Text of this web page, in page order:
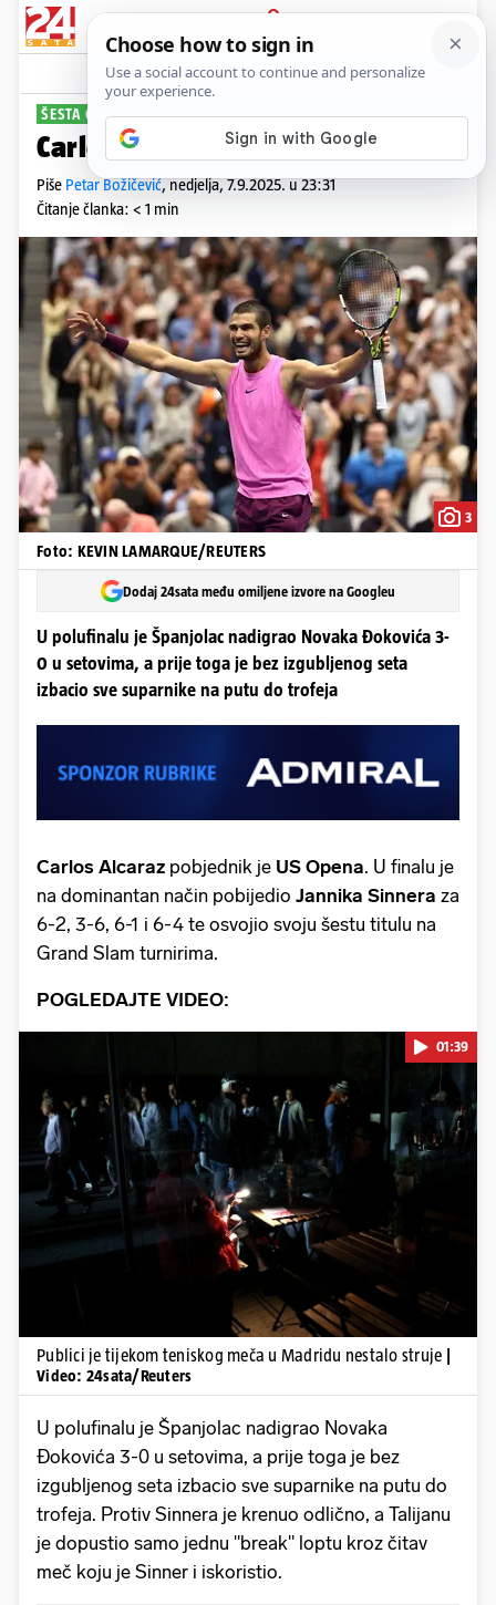
PRIJAVA
Sport Komentari
ŠESTA GS TITULA
Carlos Alcaraz osvojio US Open!
Piše Petar Božičević,nedjelja, 7.9.2025. u 23:31
Čitanje članka: < 1 min
3
Foto: KEVIN LAMARQUE/REUTERS
Dodaj 24sata među omiljene izvore na Googleu
U polufinalu je Španjolac nadigrao Novaka Đokovića 3-
0 u setovima, a prije toga je bez izgubljenog seta
izbacio sve suparnike na putu do trofeja
Carlos Alcaraz pobjednik je US Opena. U finalu je
na dominantan način pobijedio Jannika Sinnera za
6-2, 3-6, 6-1 i 6-4 te osvojio svoju šestu titulu na
Grand Slam turnirima.
POGLEDAJTE VIDEO:
Pokretanje videa...
01:39
Publici je tijekom teniskog meča u Madridu nestalo struje
Video: 24sata/Reuters
U polufinalu je Španjolac nadigrao Novaka
Đokovića 3-0 u setovima, a prije toga je bez
izgubljenog seta izbacio sve suparnike na putu do
trofeja. Protiv Sinnera je krenuo odlično, a Talijanu
je dopustio samo jednu "break" loptu kroz čitav
meč koju je Sinner i iskoristio.